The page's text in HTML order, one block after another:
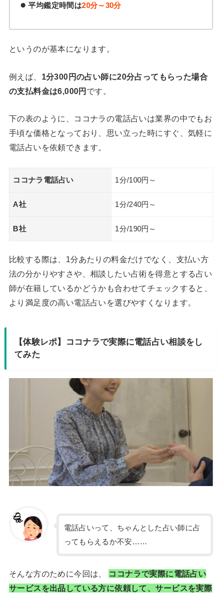
平均鑑定時間は20分～30分
というのが基本になります。
例えば、 1分300円の占い師に20分占ってもらった場合
の支払料金は6,000円 です。
下の表のように、ココナラの電話占いは業界の中でもお
手頃な価格となっており、思い立った時にすぐ、気軽に
電話占いを依頼できます。
ココナラ電話占い 1分/100円～
A社 1分/240円～
B社 1分/190円～
比較する際は、1分あたりの料金だけでなく、支払い方
法の分かりやすさや、相談したい占術を得意とする占い
師が在籍しているかどうかも合わせてチェックすると、
より満足度の高い電話占いを選びやすくなります。
【体験レポ】ココナラで実際に電話占い相談をし
てみた
電話占いって、ちゃんとした占い師に占
ってもらえるか不安……
そんな方のために今回は、 ココナラで実際に電話占い
サービスを出品している方に依頼して、サービスを実際